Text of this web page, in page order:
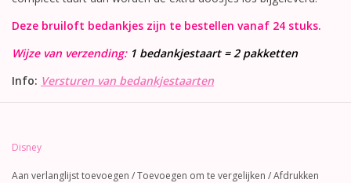
Deze bruiloft bedankjes zijn te bestellen vanaf 24 stuks.
Wijze van verzending: 1 bedankjestaart = 2 pakketten
Info: Versturen van bedankjestaarten
Disney
Aan verlanglijst toevoegen /Toevoegen om te vergelijken /Afdrukken